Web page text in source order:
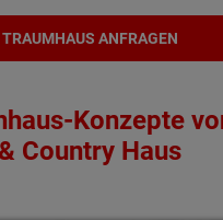
TRAUMHAUS ANFRAGEN
Konzepte
& Country Haus